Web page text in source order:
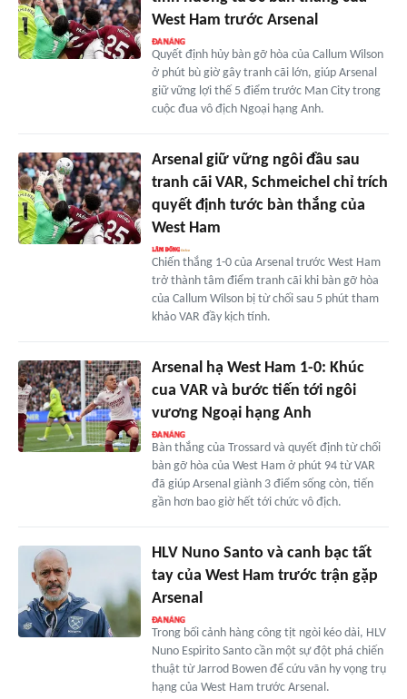
West Ham trước Arsenal
Quyết định hủy bàn gỡ hòa của Callum Wilson
ở phút bù giờ gây tranh cãi lớn, giúp Arsenal
giữ vững lợi thế 5 điểm trước Man City trong
cuộc đua vô địch Ngoại hạng Anh.
Arsenal giữ vững ngôi đầu sau
tranh cãi VAR, Schmeichel chỉ trích
quyết định tước bàn thắng của
West Ham
Chiến thắng 1-0 của Arsenal trước West Ham
trở thành tâm điểm tranh cãi khi bàn gỡ hòa
của Callum Wilson bị từ chối sau 5 phút tham
khảo VAR đầy kịch tính.
Arsenal hạ West Ham 1-0: Khúc
cua VAR và bước tiến tới ngôi
vương Ngoại hạng Anh
Bàn thắng của Trossard và quyết định từ chối
bàn gỡ hòa của West Ham ở phút 94 từ VAR
đã giúp Arsenal giành 3 điểm sống còn, tiến
gần hơn bao giờ hết tới chức vô địch.
HLV Nuno Santo và canh bạc tất
tay của West Ham trước trận gặp
Arsenal
Trong bối cảnh hàng công tịt ngòi kéo dài, HLV
Nuno Espirito Santo cần một sự đột phá chiến
thuật từ Jarrod Bowen để cứu vãn hy vọng trụ
hạng của West Ham trước Arsenal.